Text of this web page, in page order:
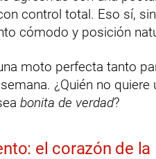
control total. Eso sí,
cómodo y posición
moto perfecta tanto
¿Quién no
bonita de verdad?
el corazón de la